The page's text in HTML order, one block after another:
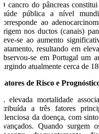
O cancro do pâncreas
saúde pública a nível
corresponde ao
origem nos ductos (canais)
deve-se ao aumento
tratamento, resultando em
observou-se em Portugal um
surgindo atualmente cerca de
Fatores de Risco e
A elevada mortalidade
atribuída a três fatores
silenciosa da doença, com
avançados. Quando surgem